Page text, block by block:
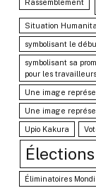
Rassemblement
Situation
symbolisant le
symbolisant sa
pour les
Une image
Une image
Upio Kakura
Élections
Éliminatoires